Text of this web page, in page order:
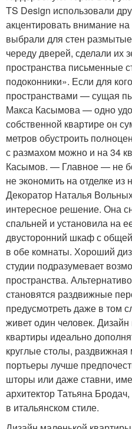
TS Design использовали
акцентировать внимание
выбрали для стен
череду дверей, сделали их
пространства письменные
подоконники». Если для
пространствами — сущая
Макса Касымова — одно
собственной квартире он
метров обустроить
с размахом можно и на 34
Касымов. — Главное — не
не экономить на отделке
Декоратор Наталья
интересное решение. Она
спальней и установила на
двусторонний шкаф с
в обе комнаты. Хороший
студии подразумевает
пространства.
становятся раздвижные
предусмотреть даже в том
живет один человек.
квартиры идеально
круглые столы,
портьеры лучше
шторы или даже ставни,
архитектор Татьяна
в итальянском стиле.